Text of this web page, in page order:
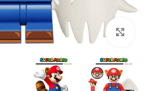
بزرگنمایی تصویر